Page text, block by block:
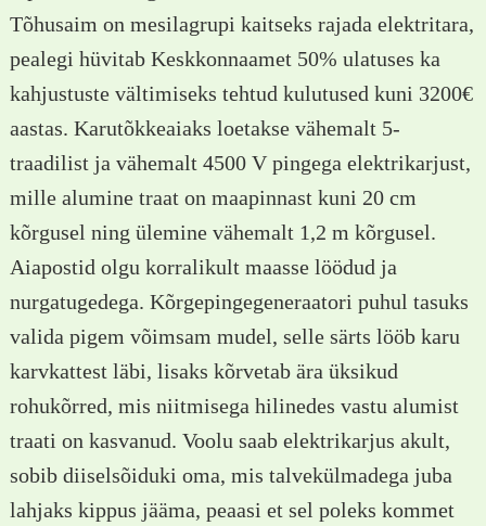
Tõhusaim on mesilagrupi kaitseks rajada elektritara,
pealegi hüvitab Keskkonnaamet 50% ulatuses ka
kahjustuste vältimiseks tehtud kulutused kuni 3200€
aastas. Karutõkkeaiaks loetakse vähemalt 5-
traadilist ja vähemalt 4500 V pingega elektrikarjust,
mille alumine traat on maapinnast kuni 20 cm
kõrgusel ning ülemine vähemalt 1,2 m kõrgusel.
Aiapostid olgu korralikult maasse löödud ja
nurgatugedega. Kõrgepingegeneraatori puhul tasuks
valida pigem võimsam mudel, selle särts lööb karu
karvkattest läbi, lisaks kõrvetab ära üksikud
rohukõrred, mis niitmisega hilinedes vastu alumist
traati on kasvanud. Voolu saab elektrikarjus akult,
sobib diiselsõiduki oma, mis talvekülmadega juba
lahjaks kippus jääma, peaasi et sel poleks kommet